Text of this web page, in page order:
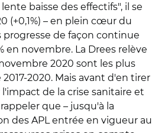
baisse des effectifs", il se
(+0,1%) – en plein cœur du
de façon continue
en novembre. La Drees relève
2020 sont les plus
2020. Mais avant d'en tirer
de la crise sanitaire et
que – jusqu'à la
des APL entrée en vigueur au